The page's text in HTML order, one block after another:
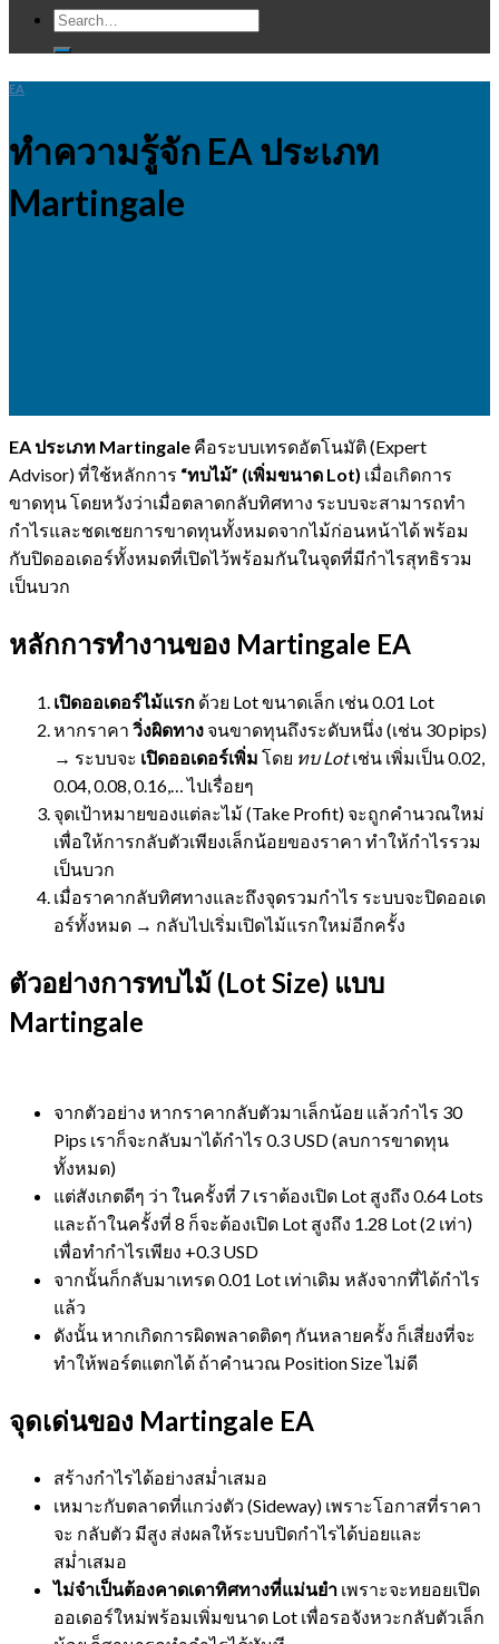
EA
ทำความรู้จัก EA ประเภท
Martingale
EA ประเภท Martingale คือระบบเทรดอัตโนมัติ (Expert
Advisor) ที่ใช้หลักการ “ทบไม้” (เพิ่มขนาด Lot) เมื่อเกิดการ
ขาดทุน โดยหวังว่าเมื่อตลาดกลับทิศทาง ระบบจะสามารถทำ
กำไรและชดเชยการขาดทุนทั้งหมดจากไม้ก่อนหน้าได้ พร้อม
กับปิดออเดอร์ทั้งหมดที่เปิดไว้พร้อมกันในจุดที่มีกำไรสุทธิรวม
เป็นบวก
หลักการทำงานของ Martingale EA
เปิดออเดอร์ไม้แรก ด้วย Lot ขนาดเล็ก เช่น 0.01 Lot
หากราคา วิ่งผิดทาง จนขาดทุนถึงระดับหนึ่ง (เช่น 30 pips)
→ ระบบจะ เปิดออเดอร์เพิ่ม โดย ทบ Lotเช่น เพิ่มเป็น 0.02,
0.04, 0.08, 0.16,… ไปเรื่อยๆ
จุดเป้าหมายของแต่ละไม้ (Take Profit) จะถูกคำนวณใหม่
เพื่อให้การกลับตัวเพียงเล็กน้อยของราคา ทำให้กำไรรวม
เป็นบวก
เมื่อราคากลับทิศทางและถึงจุดรวมกำไร ระบบจะปิดออเด
อร์ทั้งหมด → กลับไปเริ่มเปิดไม้แรกใหม่อีกครั้ง
ตัวอย่างการทบไม้ (Lot Size) แบบ
Martingale
จากตัวอย่าง หากราคากลับตัวมาเล็กน้อย แล้วกำไร 30
Pips เราก็จะกลับมาได้กำไร 0.3 USD (ลบการขาดทุน
ทั้งหมด)
แต่สังเกตดีๆ ว่า ในครั้งที่ 7 เราต้องเปิด Lot สูงถึง 0.64 Lots
และถ้าในครั้งที่ 8 ก็จะต้องเปิด Lot สูงถึง 1.28 Lot (2 เท่า)
เพื่อทำกำไรเพียง +0.3 USD
จากนั้นก็กลับมาเทรด 0.01 Lot เท่าเดิม หลังจากที่ได้กำไร
แล้ว
ดังนั้น หากเกิดการผิดพลาดติดๆ กันหลายครั้ง ก็เสี่ยงที่จะ
ทำให้พอร์ตแตกได้ ถ้าคำนวณ Position Size ไม่ดี
จุดเด่นของ Martingale EA
สร้างกำไรได้อย่างสม่ำเสมอ
เหมาะกับตลาดที่แกว่งตัว (Sideway) เพราะโอกาสที่ราคา
จะ กลับตัว มีสูง ส่งผลให้ระบบปิดกำไรได้บ่อยและ
สม่ำเสมอ
ไม่จำเป็นต้องคาดเดาทิศทางที่แม่นยำ เพราะจะทยอยเปิด
ออเดอร์ใหม่พร้อมเพิ่มขนาด Lot เพื่อรอจังหวะกลับตัวเล็ก